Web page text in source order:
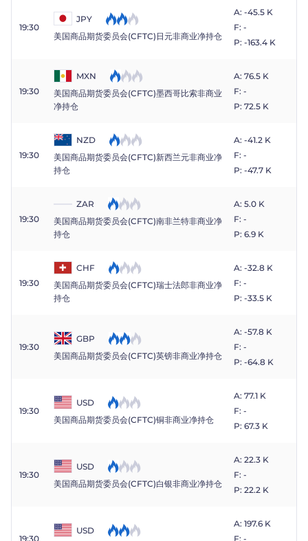
19:30
JPY
美国商品期货委员会(CFTC)日元非商业净持仓
A: -45.5 K
F: -
P: -163.4 K
19:30
MXN
美国商品期货委员会(CFTC)墨西哥比索非商业
净持仓
A: 76.5 K
F: -
P: 72.5 K
19:30
NZD
美国商品期货委员会(CFTC)新西兰元非商业净
持仓
A: -41.2 K
F: -
P: -47.7 K
19:30
ZAR
美国商品期货委员会(CFTC)南非兰特非商业净
持仓
A: 5.0 K
F: -
P: 6.9 K
19:30
CHF
美国商品期货委员会(CFTC)瑞士法郎非商业净
持仓
A: -32.8 K
F: -
P: -33.5 K
19:30
GBP
美国商品期货委员会(CFTC)英镑非商业净持仓
A: -57.8 K
F: -
P: -64.8 K
19:30
USD
美国商品期货委员会(CFTC)铜非商业净持仓
A: 77.1 K
F: -
P: 67.3 K
19:30
USD
美国商品期货委员会(CFTC)白银非商业净持仓
A: 22.3 K
F: -
P: 22.2 K
19:30
USD
A: 197.6 K
F: -